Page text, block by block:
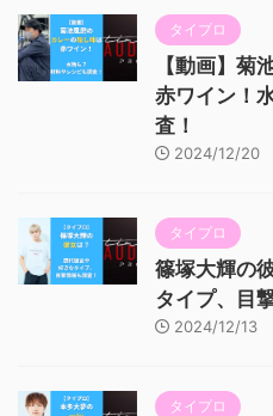
タイプロ
【動画】菊
赤ワイン！
査！
2024/12/20
タイプロ
篠塚大輝の
タイプ、目
2024/12/13
タイプロ